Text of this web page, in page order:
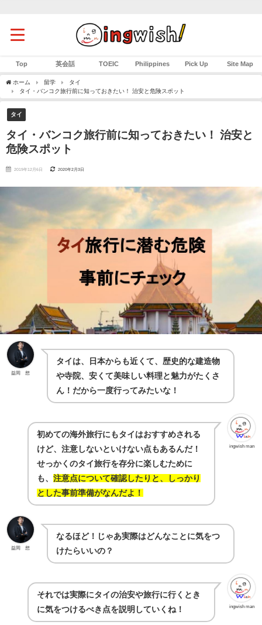
Top 英会話 TOEIC Philippines Pick Up Site Map
ホーム 留学
タイ
タイ・バンコク旅行前に知っておきたい！ 治安と危険スポット
タイ
タイ・バンコク旅行前に知っておきたい！ 治安と
危険スポット
2019年12月6日 2020年2月3日
益岡 想
タイは、日本からも近くて、歴史的な建造物
や寺院、安くて美味しい料理と魅力がたくさ
ん！だから一度行ってみたいな！
ingwish man
初めての海外旅行にもタイはおすすめされる
けど、注意しないといけない点もあるんだ！
せっかくのタイ旅行を存分に楽しむために
も、 注意点について確認したりと、しっかり
とした事前準備がなんだよ！
益岡 想
なるほど！じゃあ実際はどんなことに気をつ
けたらいいの？
ingwish man
それでは実際にタイの治安や旅行に行くとき
に気をつけるべき点を説明していくね！